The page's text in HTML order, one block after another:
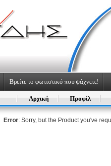
Βρείτε το φωτιστικό που ψάχνετε!
Αρχική Προφίλ
Error: Sorry, but the Product you've